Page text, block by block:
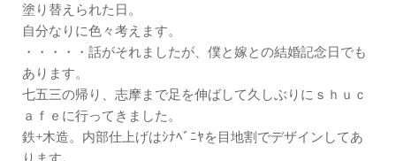
塗り替えられた日。
自分なりに色々考えます。
・・・・・話がそれましたが、僕と嫁との結婚記念日でも
あります。
七五三の帰り、志摩まで足を伸ばして久しぶりにｓｈｕｃ
ａｆｅに行ってきました。
鉄+木造。内部仕上げはｼﾅﾍﾞﾆﾔを目地割でデザインしてあ
ります。